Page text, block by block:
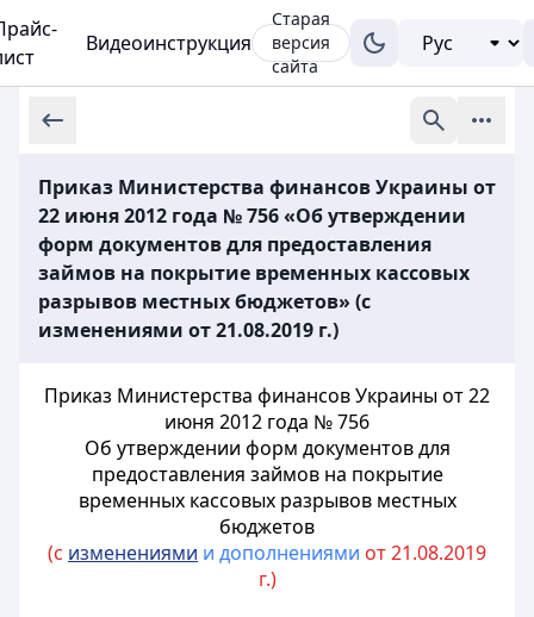
Видеоинструкция
Старая
версия
сайта
Приказ Министерства финансов Украины от
22 июня 2012 года № 756 «Об утверждении
форм документов для предоставления
займов на покрытие временных кассовых
разрывов местных бюджетов» (с
изменениями от 21.08.2019 г.)
Приказ Министерства финансов Украины от 22
июня 2012 года № 756
Об утверждении форм документов для
предоставления займов на покрытие
временных кассовых разрывов местных
бюджетов
(с изменениями и дополнениями от 21.08.2019
г.)